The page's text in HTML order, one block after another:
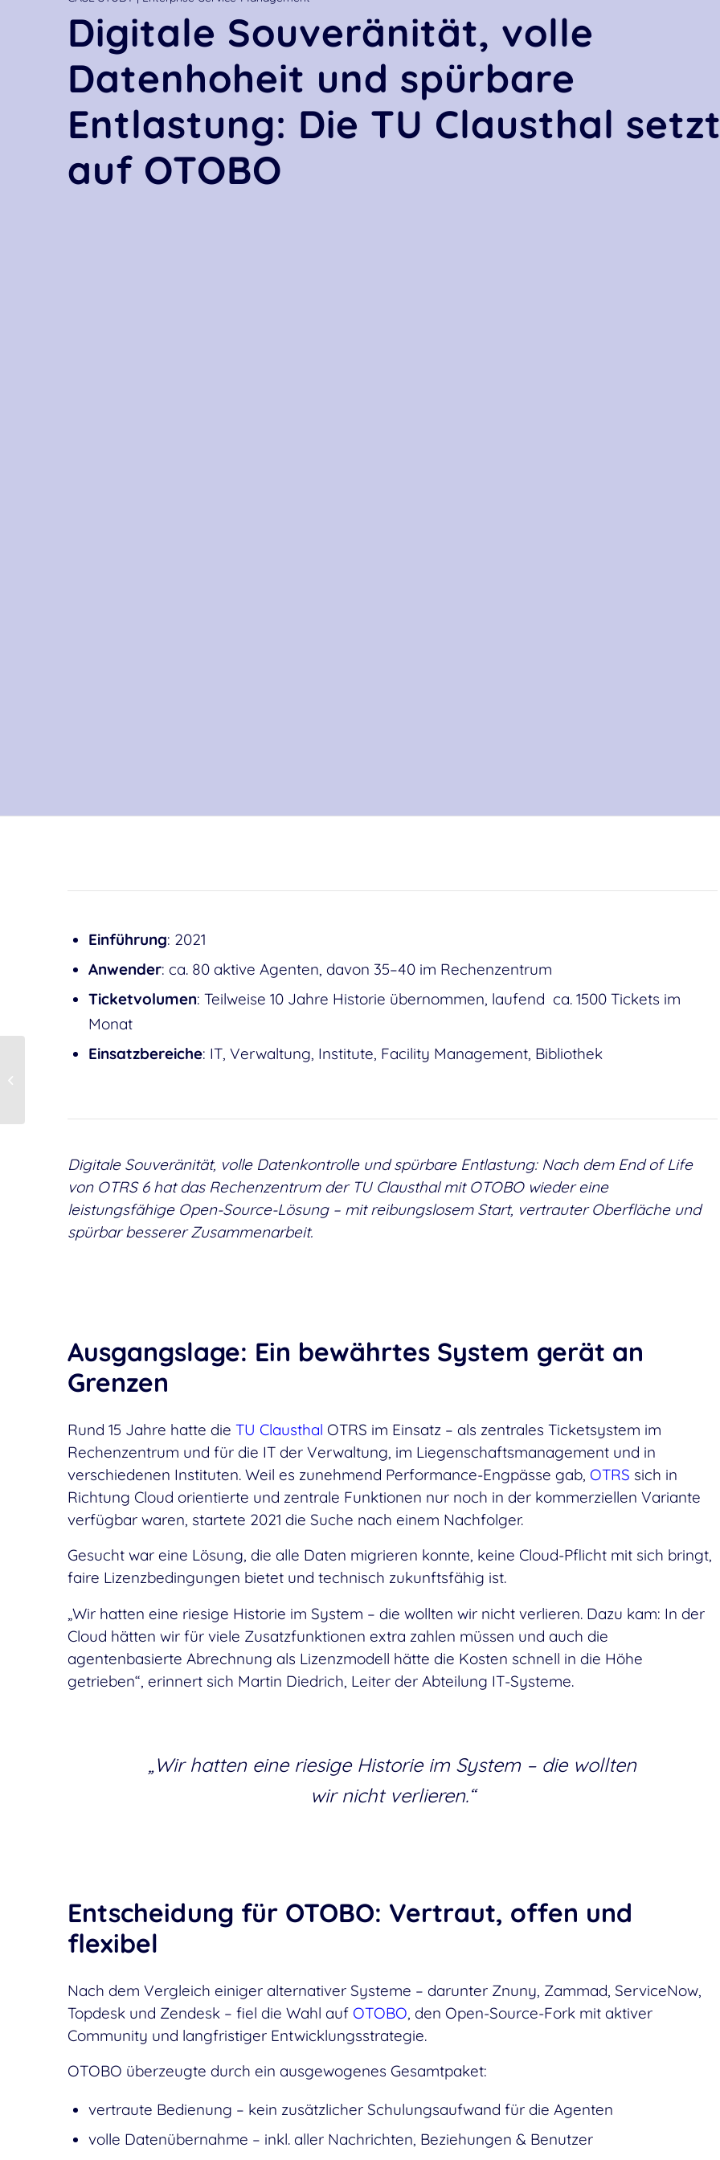
Digitale Souveränität, volle
Datenhoheit und spürbare
Entlastung: Die TU Clausthal
auf OTOBO
Einführung: 2021
Anwender: ca. 80 aktive Agenten, davon 35–40 im Rechenzentrum
Ticketvolumen: Teilweise 10 Jahre Historie übernommen, laufend ca. 1500 Tickets im
Monat
Einsatzbereiche: IT, Verwaltung, Institute, Facility Management, Bibliothek
Digitale Souveränität, volle Datenkontrolle und spürbare Entlastung: Nach dem End of Life
von OTRS 6 hat das Rechenzentrum der TU Clausthal mit OTOBO wieder eine
leistungsfähige Open-Source-Lösung – mit reibungslosem Start, vertrauter Oberfläche und
spürbar besserer Zusammenarbeit.
Ausgangslage: Ein bewährtes System gerät an
Grenzen
Rund 15 Jahre hatte die TU Clausthal OTRS im Einsatz – als zentrales Ticketsystem im
Rechenzentrum und für die IT der Verwaltung, im Liegenschaftsmanagement und in
verschiedenen Instituten. Weil es zunehmend Performance-Engpässe gab, OTRS sich in
Richtung Cloud orientierte und zentrale Funktionen nur noch in der kommerziellen Variante
verfügbar waren, startete 2021 die Suche nach einem Nachfolger.
Gesucht war eine Lösung, die alle Daten migrieren konnte, keine Cloud-Pflicht mit sich bringt,
faire Lizenzbedingungen bietet und technisch zukunftsfähig ist.
„Wir hatten eine riesige Historie im System – die wollten wir nicht verlieren. Dazu kam: In der
Cloud hätten wir für viele Zusatzfunktionen extra zahlen müssen und auch die
agentenbasierte Abrechnung als Lizenzmodell hätte die Kosten schnell in die Höhe
getrieben“, erinnert sich Martin Diedrich, Leiter der Abteilung IT-Systeme.
„Wir hatten eine riesige Historie im System – die wollten
wir nicht verlieren.“
Entscheidung für OTOBO: Vertraut, offen und
flexibel
Nach dem Vergleich einiger alternativer Systeme – darunter Znuny, Zammad, ServiceNow,
Topdesk und Zendesk – fiel die Wahl auf OTOBO, den Open-Source-Fork mit aktiver
Community und langfristiger Entwicklungsstrategie.
OTOBO überzeugte durch ein ausgewogenes Gesamtpaket:
vertraute Bedienung – kein zusätzlicher Schulungsaufwand für die Agenten
volle Datenübernahme – inkl. aller Nachrichten, Beziehungen & Benutzer